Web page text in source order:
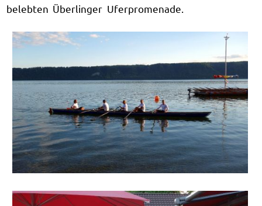
belebten Überlinger Uferpromenade.